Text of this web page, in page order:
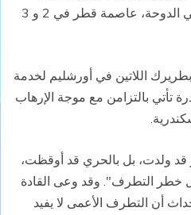
التزمت الديني. سيقام اللقاء في الدوحة، عاصمة قطر في 2 و 3
اللاتين في أورشليم لخدمة
تأتي بالتزامن مع موجة الإرهاب
ولدت، بل بالحري قد أوقظت،
خطر التطرف". وقد وعى القادة
أن التطرف الأعمى لا يفيد